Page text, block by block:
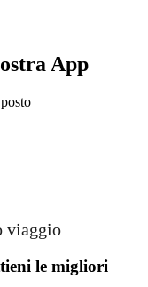
App
viaggio
le migliori